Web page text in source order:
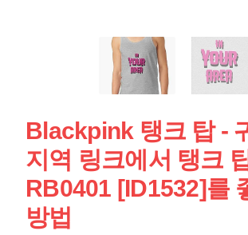
Blackpink 탱크 탑 -
지역 링크에서 탱크
RB0401 [ID1532]를
방법